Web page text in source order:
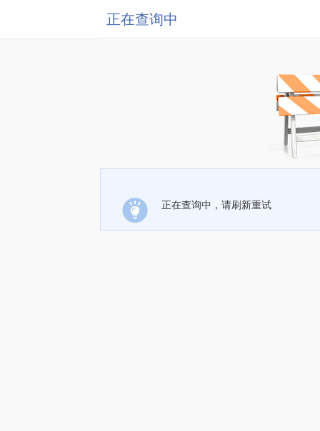
正在查询中
正在查询中，请刷新重试